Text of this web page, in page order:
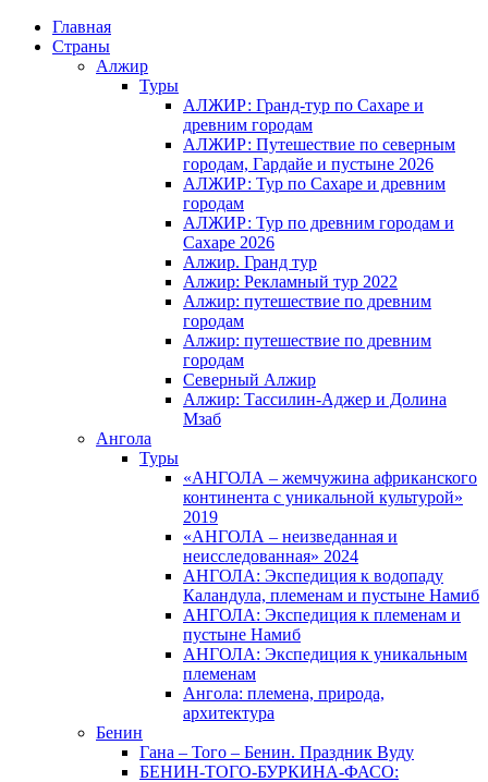
Главная
Страны
Алжир
Туры
АЛЖИР: Гранд-тур по Сахаре и
древним городам
АЛЖИР: Путешествие по северным
городам, Гардайе и пустыне 2026
АЛЖИР: Тур по Сахаре и древним
городам
АЛЖИР: Тур по древним городам и
Сахаре 2026
Алжир. Гранд тур
Алжир: Рекламный тур 2022
Алжир: путешествие по древним
городам
Алжир: путешествие по древним
городам
Северный Алжир
Алжир: Тассилин-Аджер и Долина
Мзаб
Ангола
Туры
«АНГОЛА – жемчужина африканского
континента с уникальной культурой»
2019
«АНГОЛА – неизведанная и
неисследованная» 2024
АНГОЛА: Экспедиция к водопаду
Каландула, племенам и пустыне Намиб
АНГОЛА: Экспедиция к племенам и
пустыне Намиб
АНГОЛА: Экспедиция к уникальным
племенам
Ангола: племена, природа,
архитектура
Бенин
Гана – Того – Бенин. Праздник Вуду
БЕНИН-ТОГО-БУРКИНА-ФАСО: